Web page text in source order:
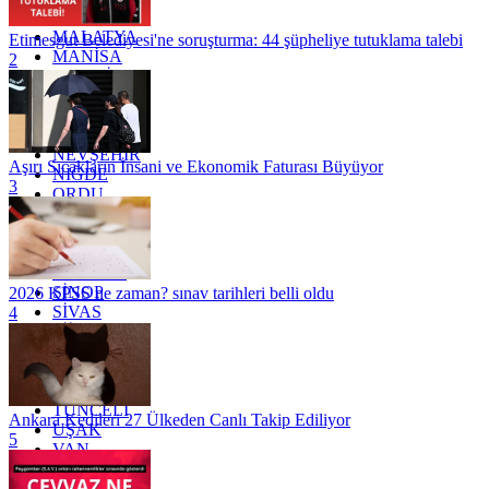
KİLİS
MALATYA
MANİSA
MARDİN
MERSİN
MUĞLA
MUŞ
NEVŞEHİR
NİĞDE
ORDU
OSMANİYE
RİZE
SAKARYA
SAMSUN
SİNOP
SİVAS
SİİRT
TEKİRDAĞ
TOKAT
TRABZON
TUNCELİ
UŞAK
VAN
YALOVA
Etimesgut Belediyesi'ne soruşturma: 44 şüpheliye tutuklama talebi
2
Aşırı Sıcakların İnsani ve Ekonomik Faturası Büyüyor
3
2026 KPSS ne zaman? sınav tarihleri belli oldu
4
Ankara Kedileri 27 Ülkeden Canlı Takip Ediliyor
5